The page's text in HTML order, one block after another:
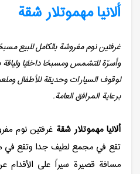
ألانیا مهموتلار شقة
غرفتين نوم مفروشة بالكامل للبيع
وأسرّة للتشمس ومسبحًا داخليًا ولياقة
لوقوف السيارات وحديقة للأطفال
برعاية المرافق العامة.
ألانيا مهموتلار شقة غرفتين نوم
تقع في مجمع لطيف جدا وتقع في
مسافة قصيرة سيراً على الأقدام